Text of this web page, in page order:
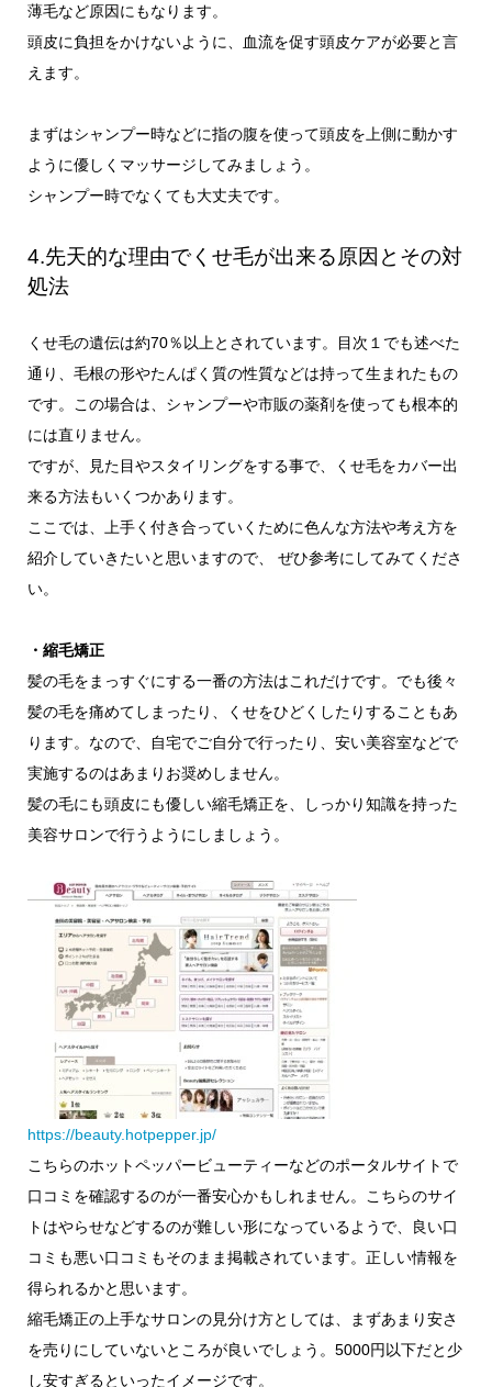
薄毛など原因にもなります。
頭皮に負担をかけないように、血流を促す頭皮ケアが必要と言
えます。
まずはシャンプー時などに指の腹を使って頭皮を上側に動かす
ように優しくマッサージしてみましょう。
シャンプー時でなくても大丈夫です。
4.先天的な理由でくせ毛が出来る原因とその対
処法
くせ毛の遺伝は約70％以上とされています。目次１でも述べた
通り、毛根の形やたんぱく質の性質などは持って生まれたもの
です。この場合は、シャンプーや市販の薬剤を使っても根本的
には直りません。
ですが、見た目やスタイリングをする事で、くせ毛をカバー出
来る方法もいくつかあります。
ここでは、上手く付き合っていくために色んな方法や考え方を
紹介していきたいと思いますので、 ぜひ参考にしてみてくださ
い。
・縮毛矯正
髪の毛をまっすぐにする一番の方法はこれだけです。でも後々
髪の毛を痛めてしまったり、くせをひどくしたりすることもあ
ります。なので、自宅でご自分で行ったり、安い美容室などで
実施するのはあまりお奨めしません。
髪の毛にも頭皮にも優しい縮毛矯正を、しっかり知識を持った
美容サロンで行うようにしましょう。
https://beauty.hotpepper.jp/
こちらのホットペッパービューティーなどのポータルサイトで
口コミを確認するのが一番安心かもしれません。こちらのサイ
トはやらせなどするのが難しい形になっているようで、良い口
コミも悪い口コミもそのまま掲載されています。正しい情報を
得られるかと思います。
縮毛矯正の上手なサロンの見分け方としては、まずあまり安さ
を売りにしていないところが良いでしょう。5000円以下だと少
し安すぎるといったイメージです。